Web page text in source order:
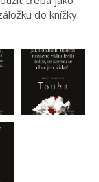
do knížky.